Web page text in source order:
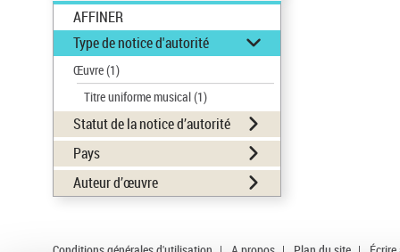
AFFINER
Type de notice d'autorité
Œuvre(1)
Titre uniforme musical(1)
Statut de la notice d’autorité
Pays
Auteur d’œuvre